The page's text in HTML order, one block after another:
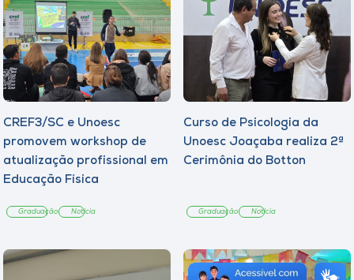
CREF3/SC e Unoesc
promovem workshop de
atualização profissional em
Educação Física
Graduação Notícia
Curso de Psicologia da
Unoesc Joaçaba realiza 2ª
Cerimônia do Botton
Graduação Notícia